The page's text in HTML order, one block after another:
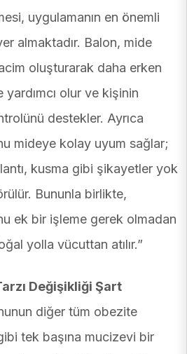
uygulamanın en önemli
almaktadır. Balon, mide
oluşturarak daha erken
olur ve kişinin
destekler. Ayrıca
mideye kolay uyum sağlar;
kusma gibi şikayetler yok
Bununla birlikte,
ek bir işleme gerek olmadan
yolla vücuttan atılır.”
Değişikliği Şart
diğer tüm obezite
tek başına mucizevi bir